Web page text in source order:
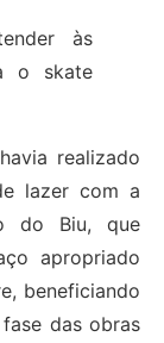
às
o skate
realizado
lazer com a
do Biu, que
apropriado
beneficiando
das obras